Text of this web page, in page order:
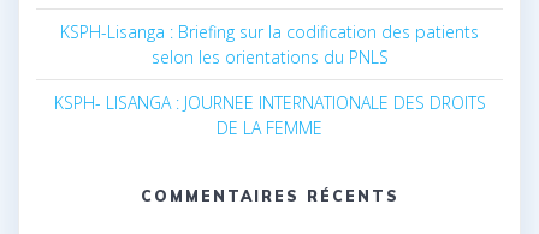
KSPH-Lisanga : Briefing sur la codification des patients
selon les orientations du PNLS
KSPH- LISANGA : JOURNEE INTERNATIONALE DES DROITS
DE LA FEMME
COMMENTAIRES RÉCENTS